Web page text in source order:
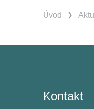
Úvod
Kontakt